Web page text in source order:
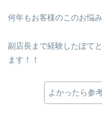
何年もお客様のこのお悩
副店長まで経験したぽて
ます！！
よかったら参